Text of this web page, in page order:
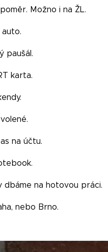
Možno i na ŽL.
auto.
paušál.
karta.
na účtu.
dbáme na hotovou práci.
nebo Brno.